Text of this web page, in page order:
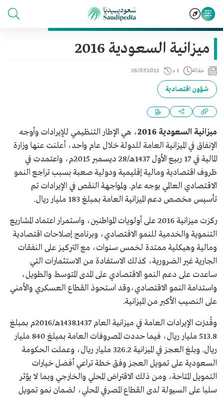
ميزانية السعودية 2016
مقالة 1 د 26/07/2022
شؤون اقتصادية
ميزانية السعودية 2016
، هي الإطار التنظيمي للإيرادات وأوجه
الإنفاق في الميزانية العامة للدولة خلال عام واحد، أعلنت عنها وزارة
المالية في 17 ربيع الأول 1437هـ/28 ديسمبر 2015م، واعتمدت في
ظروف اقتصادية ومالية إقليمية ودولية صعبة بسبب تراجع النمو
الاقتصادي العالمي بوجه عام. ولمواجهة النقص في الإيرادات تم
تأسيس مخصص دعم الميزانية العامة بمبلغ 183 مليار ريال.
ركزت ميزانية 2016 على أولويات المواطنين، واستمرار اعتماد المشاريع
التنموية والخدمية للنمو الاقتصادي، وبرنامج إصلاحات اقتصادية
ومالية وهيكلية ممتدة لخمس سنوات، مع التركيز على النفقات
الجارية غير الضرورية، كذلك الاستفادة من الاستثمارات التي
ساعدت على دعم النمو الاقتصادي على المدى المتوسط والطويل،
واستدامة النمو الاقتصادي،وقد استحوذ القطاع العسكري والأمني
على النصيب الأكبر من الميزانية.
وقُدرَت الإيرادات العامة في ميزانية العام 1437ـ1438هـ/2016م بمبلغ
513.8 مليار ريال، فيما حددت المصروفات العامة بمبلغ 840 مليار
ريال. وبلغ العجز في الميزانية 326.2 مليار ريال، وعملت الحكومة
السعودية على تمويل العجز وفق خطة تراعي أفضل خيارات
التمويل المتاحة، ومن ذلك الاقتراض المحلي والخارجي وبما لا يؤثر
سلبا على السيولة لدى القطاع المصرفي المحلي، لضمان نمو تمويل